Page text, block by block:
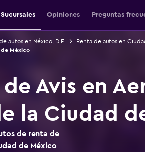
Sucursales Opiniones Preguntas
autos en México, D.F.
Renta de autos en
México
Avis en
la Ciudad
de renta de
de México